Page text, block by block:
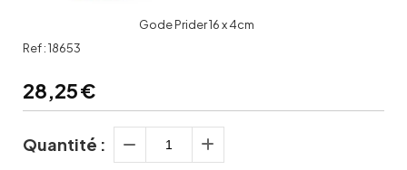
Gode Prider 16 x 4cm
Ref :18653
28,25€
Quantité :